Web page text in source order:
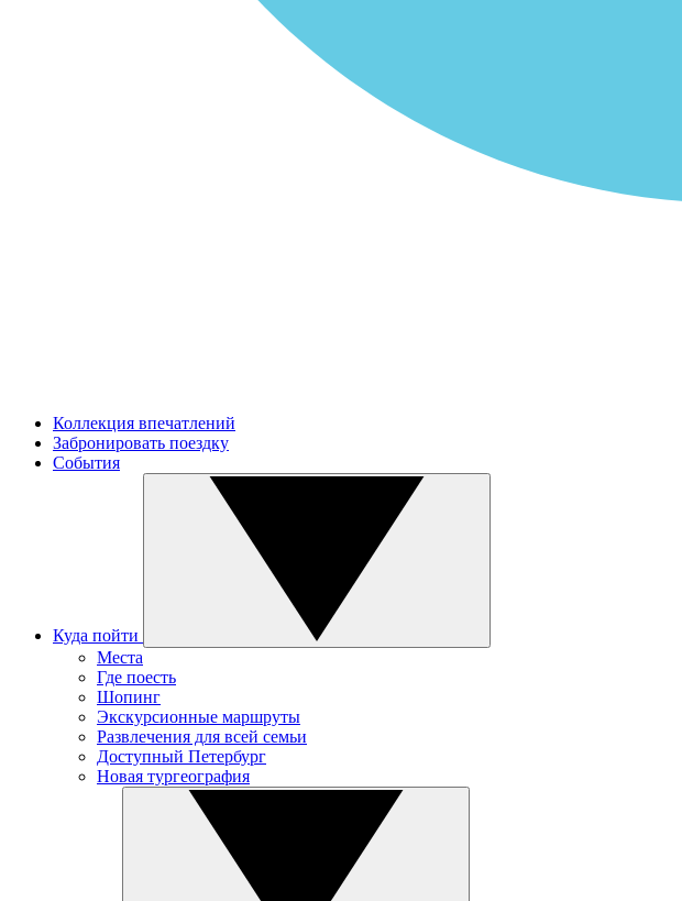
Коллекция впечатлений
Забронировать поездку
События
Куда пойти
Места
Где поесть
Шопинг
Экскурсионные маршруты
Развлечения для всей семьи
Доступный Петербург
Новая тургеография